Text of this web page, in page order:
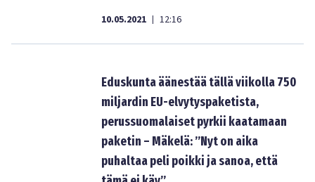
10.05.2021 | 12:16
Eduskunta äänestää tällä viikolla 750
miljardin EU-elvytyspaketista,
perussuomalaiset pyrkii kaatamaan
paketin – Mäkelä: ”Nyt on aika
puhaltaa peli poikki ja sanoa, että